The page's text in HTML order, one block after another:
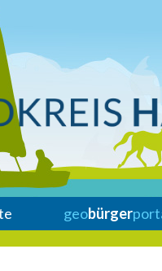
geobürger